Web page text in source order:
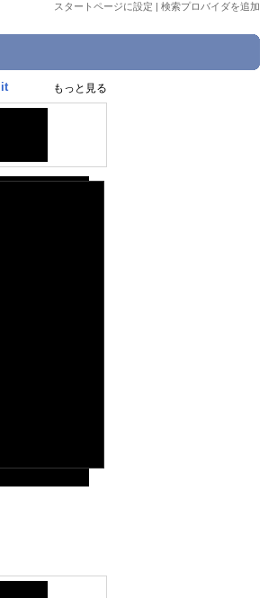
スタートページに設定 | 検索プロバイダを追加
もっと見る